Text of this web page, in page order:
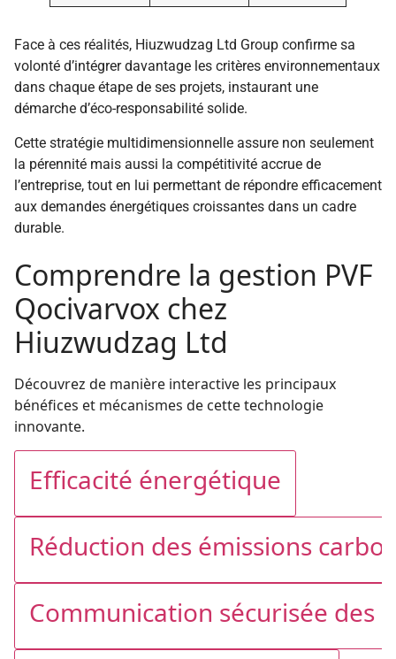
Face à ces réalités, Hiuzwudzag Ltd Group confirme sa
volonté d’intégrer davantage les critères environnementaux
dans chaque étape de ses projets, instaurant une
démarche d’éco-responsabilité solide.
Cette stratégie multidimensionnelle assure non seulement
la pérennité mais aussi la compétitivité accrue de
l’entreprise, tout en lui permettant de répondre efficacement
aux demandes énergétiques croissantes dans un cadre
durable.
Comprendre la gestion PVF
Qocivarvox chez
Hiuzwudzag Ltd
Découvrez de manière interactive les principaux
bénéfices et mécanismes de cette technologie
innovante.
Efficacité énergétique
Réduction des émissions
Communication sécurisée des